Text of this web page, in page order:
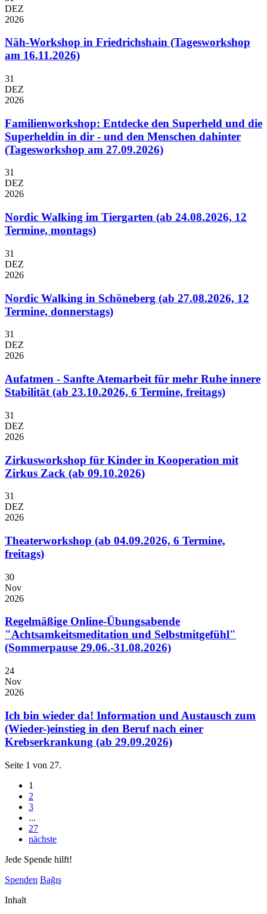
DEZ
2026
Näh-Workshop in Friedrichshain (Tagesworkshop
am 16.11.2026)
31
DEZ
2026
Familienworkshop: Entdecke den Superheld und die
Superheldin in dir - und den Menschen dahinter
(Tagesworkshop am 27.09.2026)
31
DEZ
2026
Nordic Walking im Tiergarten (ab 24.08.2026, 12
Termine, montags)
31
DEZ
2026
Nordic Walking in Schöneberg (ab 27.08.2026, 12
Termine, donnerstags)
31
DEZ
2026
Aufatmen - Sanfte Atemarbeit für mehr Ruhe innere
Stabilität (ab 23.10.2026, 6 Termine, freitags)
31
DEZ
2026
Zirkusworkshop für Kinder in Kooperation mit
Zirkus Zack (ab 09.10.2026)
31
DEZ
2026
Theaterworkshop (ab 04.09.2026, 6 Termine,
freitags)
30
Nov
2026
Regelmäßige Online-Übungsabende
"Achtsamkeitsmeditation und Selbstmitgefühl"
(Sommerpause 29.06.-31.08.2026)
24
Nov
2026
Ich bin wieder da! Information und Austausch zum
(Wieder-)einstieg in den Beruf nach einer
Krebserkrankung (ab 29.09.2026)
Seite 1 von 27.
1
2
3
...
27
nächste
Jede Spende hilft!
Spenden Bağış
Inhalt